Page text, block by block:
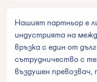
Нашият партньор е
индустрията на
връзка с един от
сътрудничество с
въздушен превозвач,